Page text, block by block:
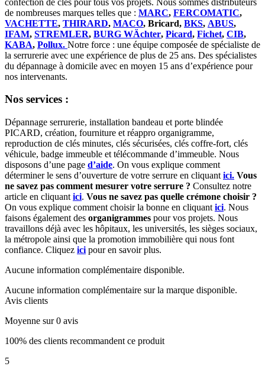
de nombreuses marques telles que : MARC, FERCOMATIC,
VACHETTE, THIRARD, MACO, Bricard, BKS, ABUS,
IFAM, STREMLER, BURG WÄchter, Picard, Fichet, CIB,
KABA, Pollux. Notre force : une équipe composée de spécialiste de
la serrurerie avec une expérience de plus de 25 ans. Des spécialistes
du dépannage à domicile avec en moyen 15 ans d’expérience pour
nos intervenants.
Nos services :
Dépannage serrurerie, installation bandeau et porte blindée
PICARD, création, fourniture et réappro organigramme,
reproduction de clés minutes, clés sécurisées, clés coffre-fort, clés
véhicule, badge immeuble et télécommande d’immeuble. Nous
disposons d’une page d’aide. On vous explique comment
déterminer le sens d’ouverture de votre serrure en cliquant ici. Vous
ne savez pas comment mesurer votre serrure ? Consultez notre
article en cliquant ici. Vous ne savez pas quelle crémone choisir ?
On vous explique comment choisir la bonne en cliquant ici. Nous
faisons également des organigrammes pour vos projets. Nous
travaillons déjà avec les hôpitaux, les universités, les sièges sociaux,
la métropole ainsi que la promotion immobilière qui nous font
confiance. Cliquez ici pour en savoir plus.
Aucune information complémentaire disponible.
Aucune information complémentaire sur la marque disponible.
Avis clients
Moyenne sur 0 avis
100% des clients recommandent ce produit
5